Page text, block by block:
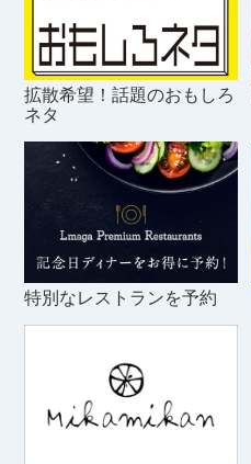
拡散希望！話題のおもしろ
ネタ
特別なレストランを予約